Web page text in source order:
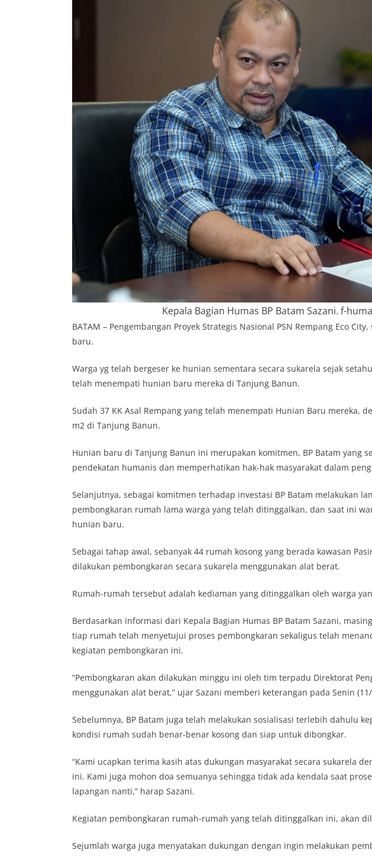
Kepala Bagian Humas BP Batam Sazani. f-
BATAM – Pengembangan Proyek Strategis Nasional PSN Rempang Eco
baru.
Warga yg telah bergeser ke hunian sementara secara sukarela sejak
telah menempati hunian baru mereka di Tanjung Banun.
Sudah 37 KK Asal Rempang yang telah menempati Hunian Baru mereka,
m2 di Tanjung Banun.
Hunian baru di Tanjung Banun ini merupakan komitmen, BP Batam yang
pendekatan humanis dan memperhatikan hak-hak masyarakat dalam
Selanjutnya, sebagai komitmen terhadap investasi BP Batam melakukan
pembongkaran rumah lama warga yang telah ditinggalkan, dan saat ini
hunian baru.
Sebagai tahap awal, sebanyak 44 rumah kosong yang berada kawasan
dilakukan pembongkaran secara sukarela menggunakan alat berat.
Rumah-rumah tersebut adalah kediaman yang ditinggalkan oleh warga
Berdasarkan informasi dari Kepala Bagian Humas BP Batam Sazani,
tiap rumah telah menyetujui proses pembongkaran sekaligus telah
kegiatan pembongkaran ini.
“Pembongkaran akan dilakukan minggu ini oleh tim terpadu Direktorat
menggunakan alat berat,” ujar Sazani memberi keterangan pada Senin
Sebelumnya, BP Batam juga telah melakukan sosialisasi terlebih dahulu
kondisi rumah sudah benar-benar kosong dan siap untuk dibongkar.
“Kami ucapkan terima kasih atas dukungan masyarakat secara sukarela
ini. Kami juga mohon doa semuanya sehingga tidak ada kendala saat
lapangan nanti,” harap Sazani.
Kegiatan pembongkaran rumah-rumah yang telah ditinggalkan ini, akan
Sejumlah warga juga menyatakan dukungan dengan ingin melakukan